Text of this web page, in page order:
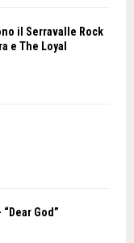
il Serravalle Rock
e The Loyal
“Dear God”